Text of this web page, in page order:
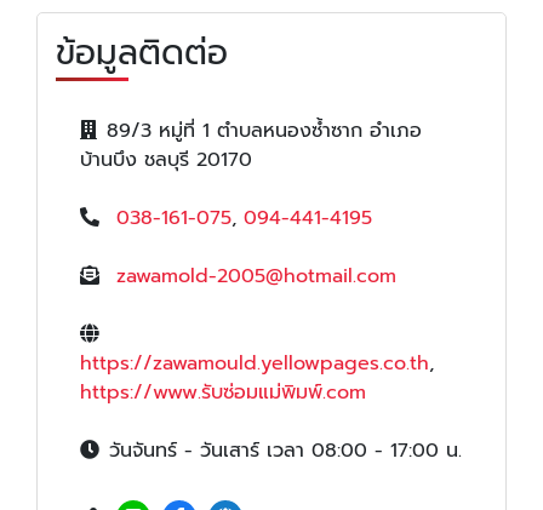
ข้อมูลติดต่อ
89/3 หมู่ที่ 1 ตำบลหนองซ้ำซาก อำเภอ
บ้านบึง ชลบุรี 20170
038-161-075, 094-441-4195
zawamold-2005@hotmail.com
https://zawamould.yellowpages.co.th,
https://www.รับซ่อมแม่พิมพ์.com
วันจันทร์ - วันเสาร์ เวลา 08:00 - 17:00 น.